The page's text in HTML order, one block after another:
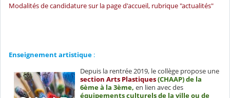
Modalités de candidature sur la page d'accueil, rubrique "actualités"
Enseignement artistique :
Depuis la rentrée 2019, le collège propose une
section Arts Plastiques(CHAAP) de la
6ème à la 3ème, en lien avec des
équipements culturels de la ville ou de